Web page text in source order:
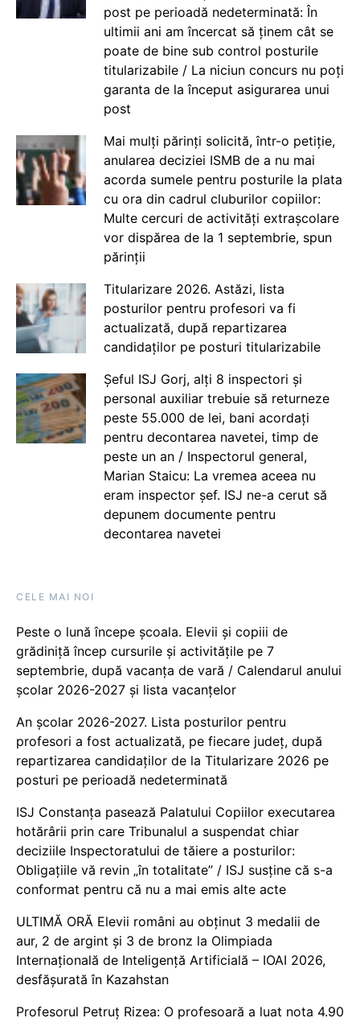
post pe perioadă nedeterminată: În
ultimii ani am încercat să ținem cât se
poate de bine sub control posturile
titularizabile / La niciun concurs nu poți
garanta de la început asigurarea unui
post
Mai mulți părinți solicită, într-o petiție,
anularea deciziei ISMB de a nu mai
acorda sumele pentru posturile la plata
cu ora din cadrul cluburilor copiilor:
Multe cercuri de activități extrașcolare
vor dispărea de la 1 septembrie, spun
părinții
Titularizare 2026. Astăzi, lista
posturilor pentru profesori va fi
actualizată, după repartizarea
candidaților pe posturi titularizabile
Șeful ISJ Gorj, alți 8 inspectori și
personal auxiliar trebuie să returneze
peste 55.000 de lei, bani acordați
pentru decontarea navetei, timp de
peste un an / Inspectorul general,
Marian Staicu: La vremea aceea nu
eram inspector șef. ISJ ne-a cerut să
depunem documente pentru
decontarea navetei
CELE MAI NOI
Peste o lună începe școala. Elevii și copiii de
grădiniță încep cursurile și activitățile pe 7
septembrie, după vacanța de vară / Calendarul anului
școlar 2026-2027 și lista vacanțelor
An școlar 2026-2027. Lista posturilor pentru
profesori a fost actualizată, pe fiecare județ, după
repartizarea candidaților de la Titularizare 2026 pe
posturi pe perioadă nedeterminată
ISJ Constanța pasează Palatului Copiilor executarea
hotărârii prin care Tribunalul a suspendat chiar
deciziile Inspectoratului de tăiere a posturilor:
Obligațiile vă revin „în totalitate” / ISJ susține că s-a
conformat pentru că nu a mai emis alte acte
ULTIMĂ ORĂ Elevii români au obținut 3 medalii de
aur, 2 de argint și 3 de bronz la Olimpiada
Internațională de Inteligență Artificială – IOAI 2026,
desfășurată în Kazahstan
Profesorul Petruț Rizea: O profesoară a luat nota 4.90